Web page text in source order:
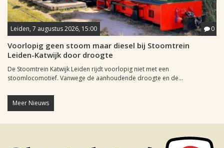
Leiden, 7 augustus 2026, 15:00 0
Voorlopig geen stoom maar diesel bij Stoomtrein
Leiden-Katwijk door droogte
De Stoomtrein Katwijk Leiden rijdt voorlopig niet met een
stoomlocomotief. Vanwege de aanhoudende droogte en de...
Meer Nieuws